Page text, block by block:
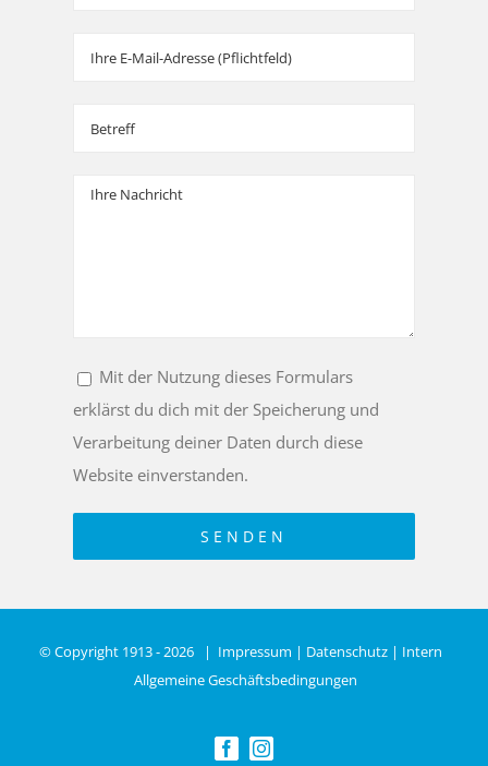
Mit der Nutzung dieses Formulars
erklärst du dich mit der Speicherung und
Verarbeitung deiner Daten durch diese
Website einverstanden.
© Copyright 1913 -2026 | Impressum | Datenschutz | Intern
Allgemeine Geschäftsbedingungen
FacebookInstagram